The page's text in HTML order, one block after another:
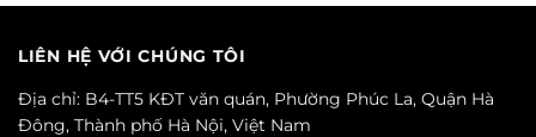
LIÊN HỆ VỚI CHÚNG TÔI
Địa chỉ: B4-TT5 KĐT văn quán, Phường Phúc La, Quận Hà
Đông, Thành phố Hà Nội, Việt Nam